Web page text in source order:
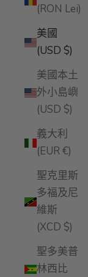
(RON Lei)
美國
(USD $)
美國本土
外小島嶼
(USD $)
義大利
(EUR €)
聖克里斯
多福及尼
維斯
(XCD $)
聖多美普
林西比